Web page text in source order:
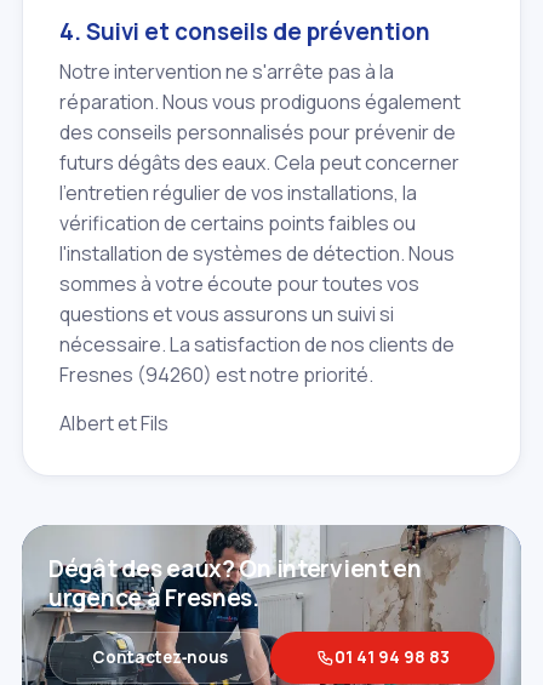
4. Suivi et conseils de prévention
Notre intervention ne s'arrête pas à la
réparation. Nous vous prodiguons également
des conseils personnalisés pour prévenir de
futurs dégâts des eaux. Cela peut concerner
l'entretien régulier de vos installations, la
vérification de certains points faibles ou
l'installation de systèmes de détection. Nous
sommes à votre écoute pour toutes vos
questions et vous assurons un suivi si
nécessaire. La satisfaction de nos clients de
Fresnes (94260) est notre priorité.
Albert et Fils
Dégât des eaux? On intervient en
urgence à Fresnes.
Contactez‑nous 01 41 94 98 83